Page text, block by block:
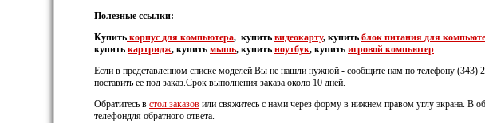
Полезные ссылки:
Купить корпус для компьютера, купить видеокарту, купить блок питания для
купить картридж, купить мышь, купить ноутбук, купить игровой компьютер
Если в представленном списке моделей Вы не нашли нужной - сообщите нам по телефону
поставить ее под заказ.Срок выполнения заказа около 10 дней.
Обратитесь в стол заказов или свяжитесь с нами через форму в нижнем правом углу экрана. В
телефондля обратного ответа.